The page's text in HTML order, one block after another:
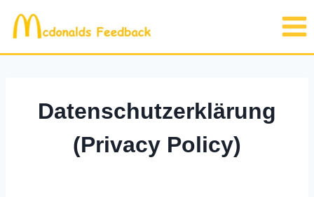
Datenschutzerklärung
(Privacy Policy)